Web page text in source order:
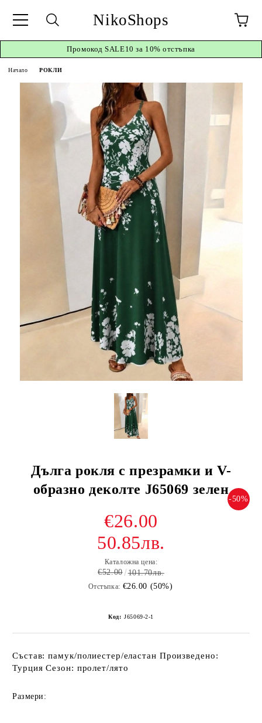
NikoShops
ПромокодSALE10 за 10% отстъпка
Начало РОКЛИ
Дълга рокля с презрамки и V-
образно деколте J65069 зелен
-50%
€26.00
50.85лв.
Каталожна цена:
€52.00 101.70лв.
Отстъпка: €26.00 (50%)
Код: J65069-2-1
Състав: памук/полиестер/еластан Произведено:
Турция Сезон: пролет/лято
Размери: